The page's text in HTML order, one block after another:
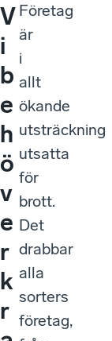
V
i
b
e
h
ö
v
e
r
k
r
Företag
är
i
allt
ökande
utsträckning
utsatta
för
brott.
Det
drabbar
alla
sorters
företag,